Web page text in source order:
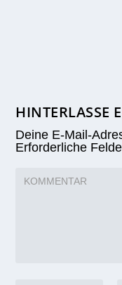
HINTERLASSE
Deine E-Mail-
Erforderliche